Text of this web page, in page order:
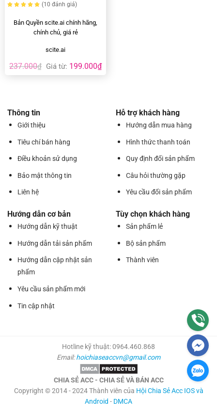
(10 đánh giá)
Bản Quyền scite.ai chính hãng,
chính chủ, giá rẻ
scite.ai
237.000₫ Giá từ: 199.000₫
Thông tin
Giới thiệu
Tiêu chí bán hàng
Điều khoản sử dụng
Bảo mật thông tin
Liên hệ
Hỗ trợ khách hàng
Hướng dẫn mua hàng
Hình thức thanh toán
Quy định đổi sản phẩm
Câu hỏi thường gặp
Yêu cầu đổi sản phẩm
Hướng dẫn cơ bản
Hướng dẫn kỹ thuật
Hướng dẫn tải sản phẩm
Hướng dẫn cập nhật sản
phẩm
Yêu cầu sản phẩm mới
Tin cập nhật
Tùy chọn khách hàng
Sản phẩm lẻ
Bộ sản phẩm
Thành viên
Hotline kỹ thuật: 0964.460.868
Email:hoichiaseaccvn@gmail.com
CHIA SẺ ACC - CHIA SẺ VÀ BÁN ACC
Copyright © 2014 - 2024 Thành viên của Hội Chia Sẻ Acc IOS và
Android - DMCA